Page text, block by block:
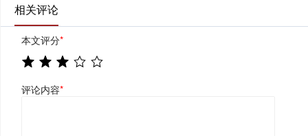
相关评论
本文评分*
评论内容*